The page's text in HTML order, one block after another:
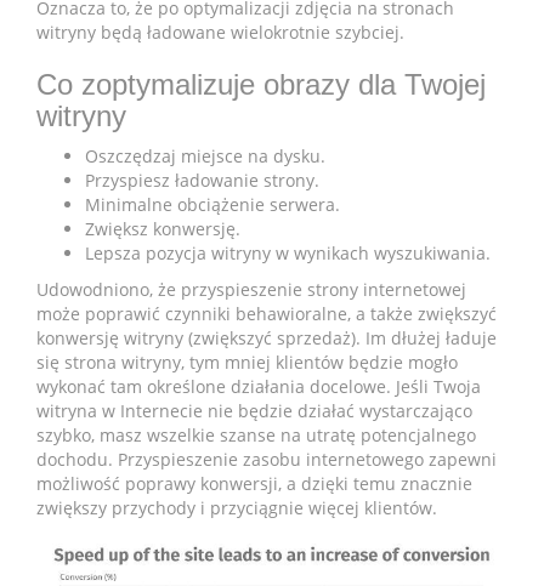
Oznacza to, że po optymalizacji zdjęcia na stronach
witryny będą ładowane wielokrotnie szybciej.
Co zoptymalizuje obrazy dla Twojej
witryny
Oszczędzaj miejsce na dysku.
Przyspiesz ładowanie strony.
Minimalne obciążenie serwera.
Zwiększ konwersję.
Lepsza pozycja witryny w wynikach wyszukiwania.
Udowodniono, że przyspieszenie strony internetowej
może poprawić czynniki behawioralne, a także zwiększyć
konwersję witryny (zwiększyć sprzedaż). Im dłużej ładuje
się strona witryny, tym mniej klientów będzie mogło
wykonać tam określone działania docelowe. Jeśli Twoja
witryna w Internecie nie będzie działać wystarczająco
szybko, masz wszelkie szanse na utratę potencjalnego
dochodu. Przyspieszenie zasobu internetowego zapewni
możliwość poprawy konwersji, a dzięki temu znacznie
zwiększy przychody i przyciągnie więcej klientów.